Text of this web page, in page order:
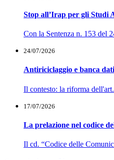
Stop all’Irap per gli Studi
Con la Sentenza n. 153 del
24/07/2026
Antiriciclaggio e banca
Il contesto: la riforma
17/07/2026
La prelazione nel codice
Il cd. “Codice delle